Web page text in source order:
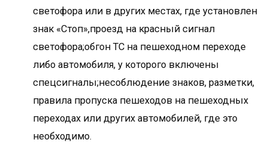
светофора или в других местах, где установлен
знак «Стоп»,проезд на красный сигнал
светофора;обгон ТС на пешеходном переходе
либо автомобиля, у которого включены
спецсигналы;несоблюдение знаков, разметки,
правила пропуска пешеходов на пешеходных
переходах или других автомобилей, где это
необходимо.